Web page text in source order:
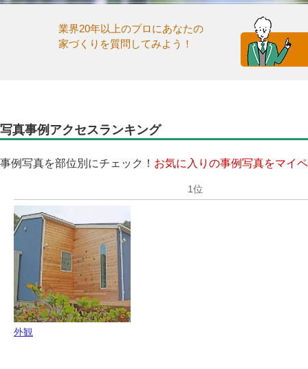
業界20年以上のプロにあなたの
家づくりを質問してみよう！
写真事例アクセスランキング
事例写真を部位別にチェック！ お気に入りの事例写真をマイ
外観